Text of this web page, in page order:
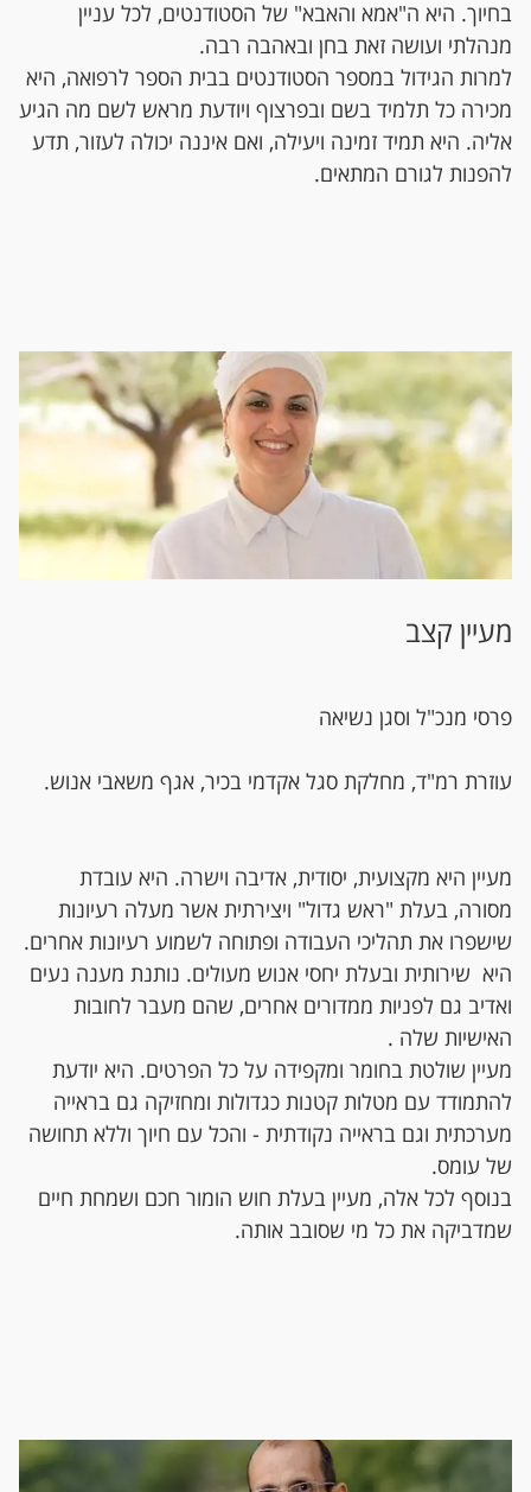
בחיוך. היא ה"אמא והאבא" של הסטודנטים, לכל עניין
מנהלתי ועושה זאת בחן ובאהבה רבה.
למרות הגידול במספר הסטודנטים בבית הספר לרפואה, היא
מכירה כל תלמיד בשם ובפרצוף ויודעת מראש לשם מה הגיע
אליה. היא תמיד זמינה ויעילה, ואם איננה יכולה לעזור, תדע
להפנות לגורם המתאים.
מעיין קצב
פרסי מנכ"ל וסגן נשיאה
עוזרת רמ"ד, מחלקת סגל אקדמי בכיר, אגף משאבי אנוש.
מעיין היא מקצועית, יסודית, אדיבה וישרה. היא עובדת
מסורה, בעלת "ראש גדול" ויצירתית אשר מעלה רעיונות
שישפרו את תהליכי העבודה ופתוחה לשמוע רעיונות אחרים.
היא שירותית ובעלת יחסי אנוש מעולים. נותנת מענה נעים
ואדיב גם לפניות ממדורים אחרים, שהם מעבר לחובות
האישיות שלה .
מעיין שולטת בחומר ומקפידה על כל הפרטים. היא יודעת
להתמודד עם מטלות קטנות כגדולות ומחזיקה גם בראייה
מערכתית וגם בראייה נקודתית - והכל עם חיוך וללא תחושה
של עומס.
בנוסף לכל אלה, מעיין בעלת חוש הומור חכם ושמחת חיים
שמדביקה את כל מי שסובב אותה.